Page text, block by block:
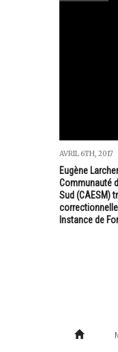
AVRIL 6TH, 2017
Eugène
Communauté
Sud (CAESM)
Instance de